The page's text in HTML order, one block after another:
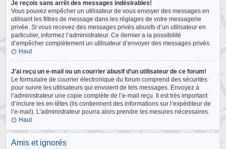
Je reçois sans arrêt des messages indésirables!
Vous pouvez empêcher un utilisateur de vous envoyer des messages en
utilisant les filtres de message dans les réglages de votre messagerie
privée. Si vous recevez des messages privés abusifs d’un utilisateur en
particulier, informez l’administrateur. Ce dernier a la possibilité
d’empêcher complètement un utilisateur d’envoyer des messages privés.
Haut
J’ai reçu un e-mail ou un courrier abusif d’un utilisateur de ce forum!
Le formulaire de courrier électronique du forum comprend des sécurités
pour suivre les utilisateurs qui envoient de tels messages. Envoyez à
l’administrateur une copie complète de l’e-mail reçu. Il est très important
d’inclure les en-têtes (ils contiennent des informations sur l’expéditeur de
l’e-mail). L’administrateur pourra alors prendre les mesures nécessaires.
Haut
Amis et ignorés